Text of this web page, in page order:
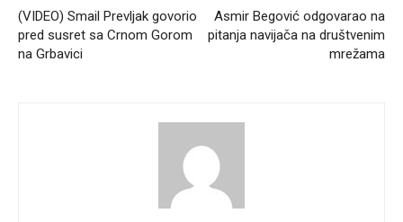
(VIDEO) Smail Prevljak govorio
pred susret sa Crnom Gorom
na Grbavici
Asmir Begović odgovarao na
pitanja navijača na društvenim
mrežama